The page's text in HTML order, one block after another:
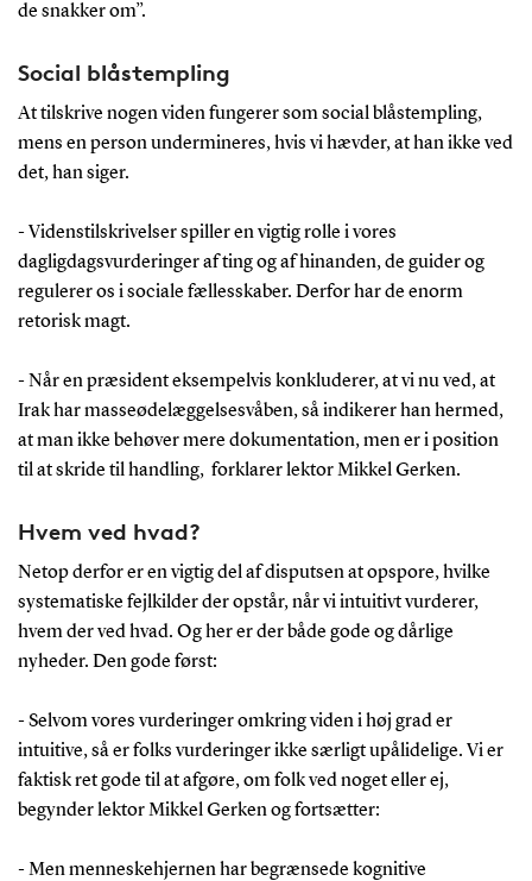
de snakker om”.
Social blåstempling
At tilskrive nogen viden fungerer som social blåstempling,
mens en person undermineres, hvis vi hævder, at han ikke ved
det, han siger.
- Videnstilskrivelser spiller en vigtig rolle i vores
dagligdagsvurderinger af ting og af hinanden, de guider og
regulerer os i sociale fællesskaber. Derfor har de enorm
retorisk magt.
- Når en præsident eksempelvis konkluderer, at vi nu ved, at
Irak har masseødelæggelsesvåben, så indikerer han hermed,
at man ikke behøver mere dokumentation, men er i position
til at skride til handling, forklarer lektor Mikkel Gerken.
Hvem ved hvad?
Netop derfor er en vigtig del af disputsen at opspore, hvilke
systematiske fejlkilder der opstår, når vi intuitivt vurderer,
hvem der ved hvad. Og her er der både gode og dårlige
nyheder. Den gode først:
- Selvom vores vurderinger omkring viden i høj grad er
intuitive, så er folks vurderinger ikke særligt upålidelige. Vi er
faktisk ret gode til at afgøre, om folk ved noget eller ej,
begynder lektor Mikkel Gerken og fortsætter:
- Men menneskehjernen har begrænsede kognitive